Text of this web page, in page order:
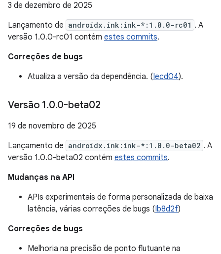
3 de dezembro de 2025
Lançamento de androidx.ink:ink-*:1.0.0-rc01 . A
versão 1.0.0-rc01 contém estes commits.
Correções de bugs
Atualiza a versão da dependência. (Iecd04).
Versão 1.0.0-beta02
19 de novembro de 2025
Lançamento de androidx.ink:ink-*:1.0.0-beta02 . A
versão 1.0.0-beta02 contém estes commits.
Mudanças na API
APIs experimentais de forma personalizada de baixa
latência, várias correções de bugs (Ib8d2f)
Correções de bugs
Melhoria na precisão de ponto flutuante na